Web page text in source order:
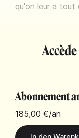
qu'on leur a tout
Abonnement
185,00 €/an